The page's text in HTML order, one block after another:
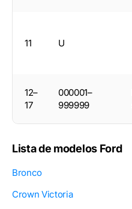
11 U
12–
17
000001–
999999
Lista de modelos Ford
Bronco
Crown Victoria